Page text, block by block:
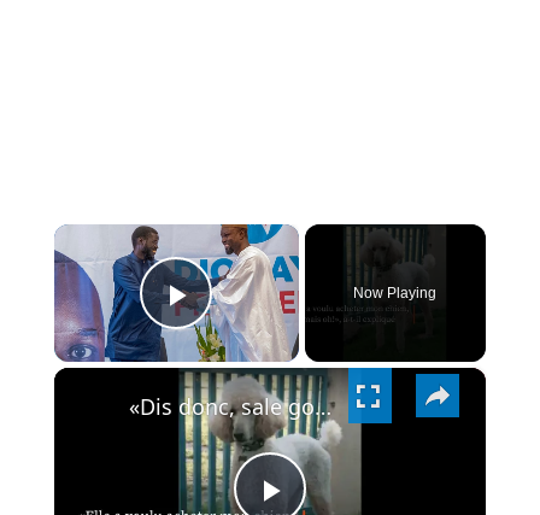
×
PLAY
VIDEO
Now Playing
×
«Dis donc, sale gosse!»: comment Jean-Pierre Foucault a repris la fille de Madonna.